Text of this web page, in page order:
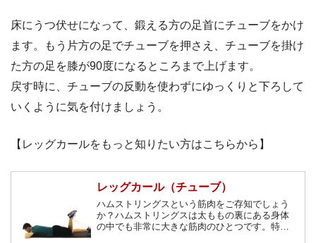
床にうつ伏せになって、鍛える方の足首にチューブをかけ
ます。もう片方の足でチューブを押さえ、チューブを掛け
た方の足を膝が90度になるところまで上げます。
戻す時に、チューブの反動を使わずにゆっくりと下ろして
いくように気を付けましょう。
【レッグカールをもっと知りたい方はこちらから】
レッグカール（チューブ）
ハムストリングスという筋肉をご存知でしょう
か？ハムストリングスは太ももの裏にある身体
の中でも非常に大きな筋肉のひとつです。特に